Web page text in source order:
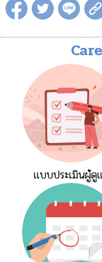
แบบประเมินผู้ดู